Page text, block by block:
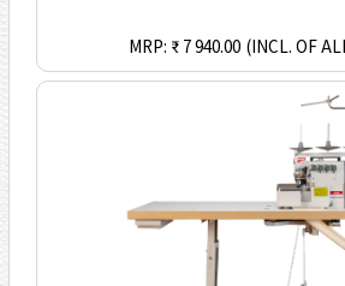
MRP: ₹ 7 940.00 (INCL. OF